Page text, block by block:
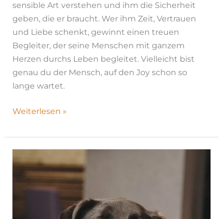
sensible Art verstehen und ihm die Sicherheit
geben, die er braucht. Wer ihm Zeit, Vertrauen
und Liebe schenkt, gewinnt einen treuen
Begleiter, der seine Menschen mit ganzem
Herzen durchs Leben begleitet. Vielleicht bist
genau du der Mensch, auf den Joy schon so
lange wartet.
Weiterlesen »
Jessica|
H26-